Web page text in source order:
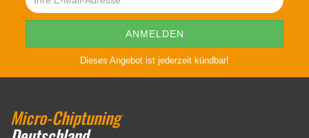
Dieses Angebot ist jederzeit kündbar!
Micro-Chiptuning